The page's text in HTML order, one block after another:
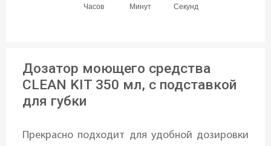
часов минут секунд
Дозатор моющего средства
CLEAN KIT 350 мл, с подставкой
для губки
Прекрасно подходит для удобной дозировки